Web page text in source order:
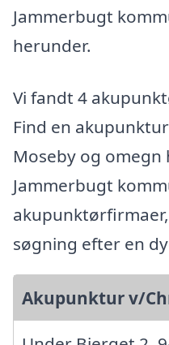
Jammerbugt
herunder.
Vi fandt 4
Find en
Moseby og omegn
Jammerbugt
søgning efter en
Akupunktur v/